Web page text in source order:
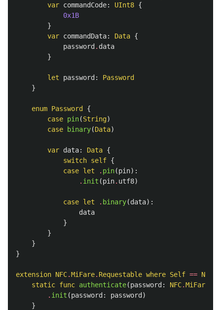
var commandCode: UInt8 {
0x1B
}
var commandData: Data {
password . data
}
let password :
Password
}
enum Password
{
case pin(String)
case
binary(Data)
var data: Data {
switch self {
case let . pin(pin):
. init (pin. utf8)
case let . binary(data):
data
}
}
}
}
extension NFC.MiFare. Requestable where Self == NFC
static func authenticate(password : NFC.MiFare
. init (password : password )
}